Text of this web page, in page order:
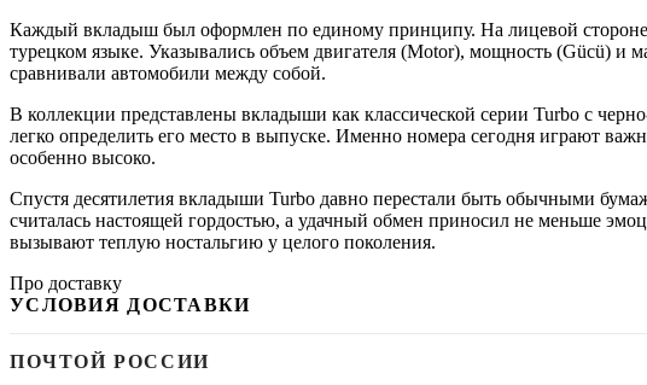
Каждый вкладыш был оформлен по единому принципу. На лицевой стороне
турецком языке. Указывались объем двигателя (Motor), мощность (Gücü) и
сравнивали автомобили между собой.
В коллекции представлены вкладыши как классической серии Turbo с
легко определить его место в выпуске. Именно номера сегодня играют
особенно высоко.
Спустя десятилетия вкладыши Turbo давно перестали быть обычными
считалась настоящей гордостью, а удачный обмен приносил не меньше
вызывают теплую ностальгию у целого поколения.
Про доставку
УСЛОВИЯ ДОСТАВКИ
ПОЧТОЙ РОССИИ